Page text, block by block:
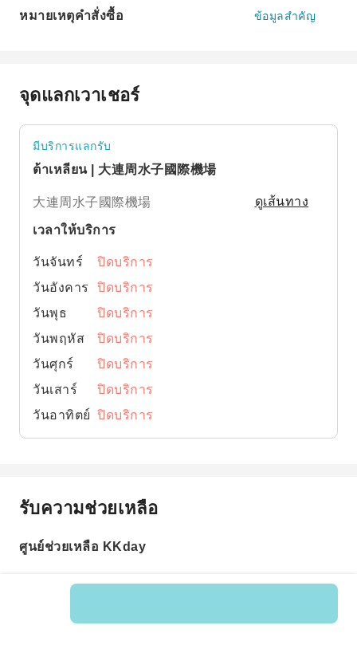
หมายเหตุคำสั่งซื้อ ข้อมูลสำคัญ
จุดแลกเวาเชอร์
มีบริการแลกรับ
ต้าเหลียน | 大連周水子國際機場
大連周水子國際機場 ดูเส้นทาง
เวลาให้บริการ
วันจันทร์
ปิดบริการ
วันอังคาร
ปิดบริการ
วันพุธ
ปิดบริการ
วันพฤหัส
ปิดบริการ
วันศุกร์
ปิดบริการ
วันเสาร์
ปิดบริการ
วันอาทิตย์ ปิดบริการ
รับความช่วยเหลือ
ศูนย์ช่วยเหลือ KKday
รหัสสินค้า: 597027